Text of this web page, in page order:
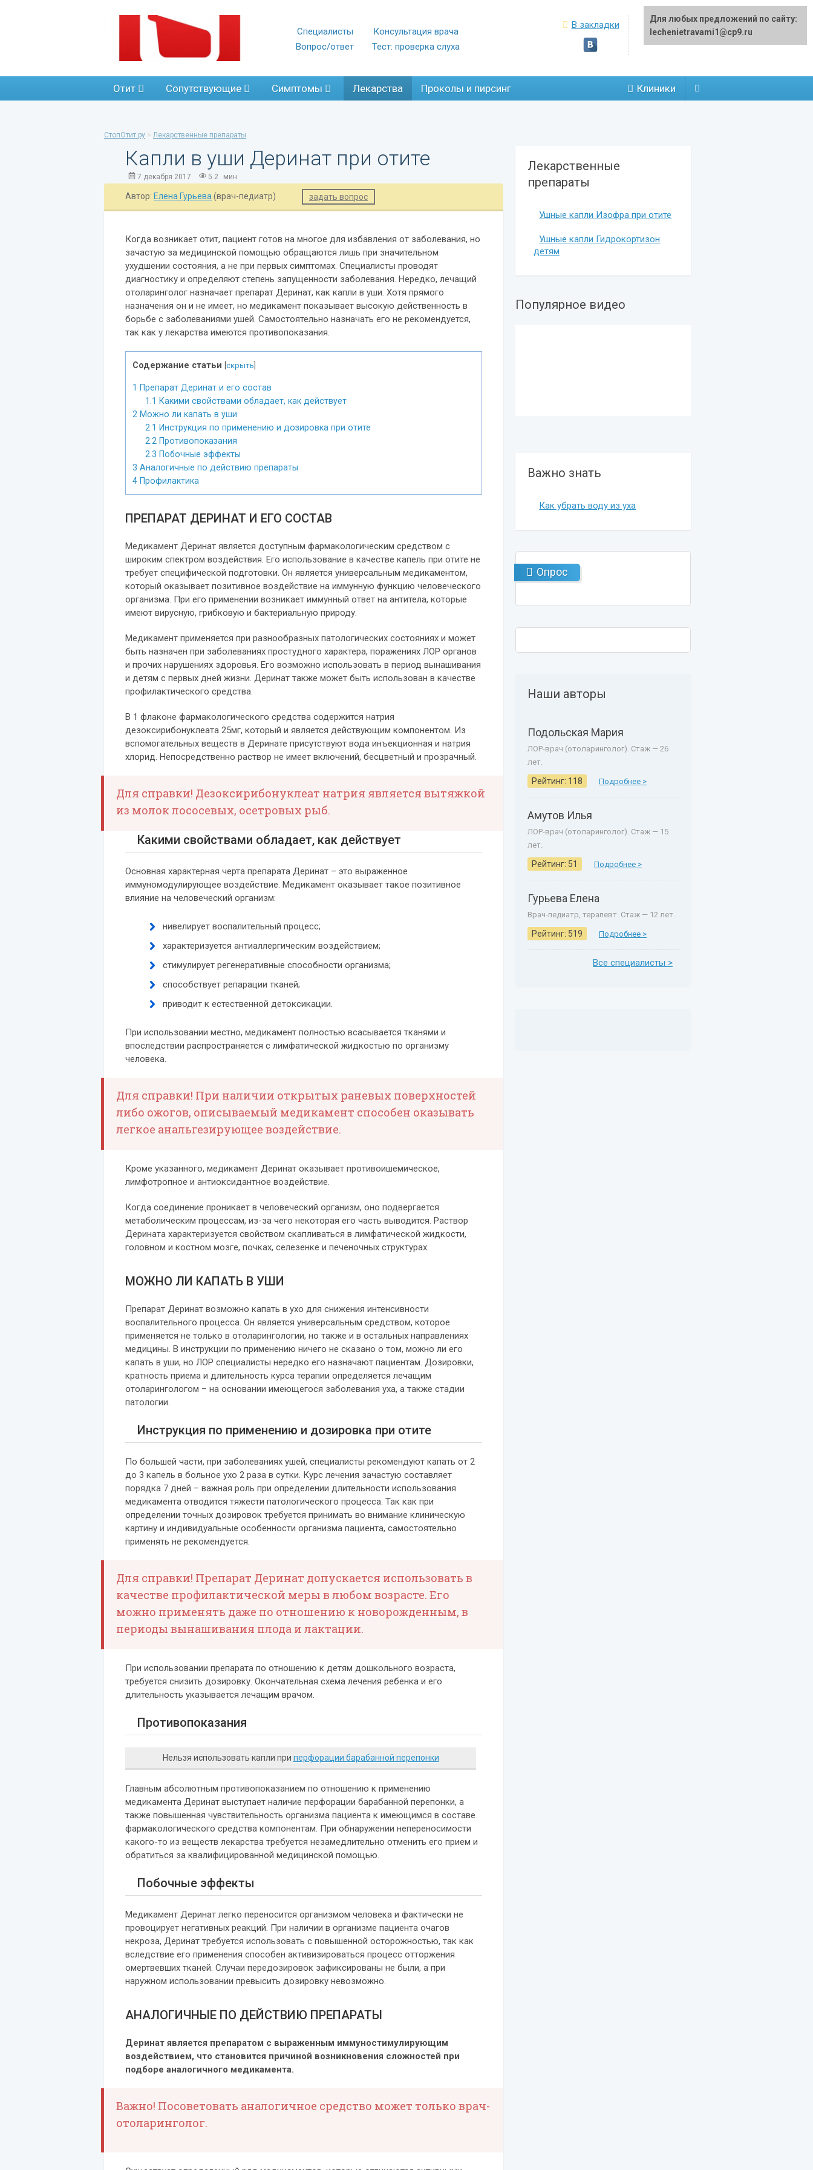
Специалисты
Вопрос/ответ
Консультация врача
Тест: проверка слуха
В закладки
Отит Сопутствующие Симптомы Лекарства Проколы и пирсинг Клиники
СтопОтит.ру » Лекарственные препараты
Капли в уши Деринат при отите
7 декабря 2017 5.2 мин.
Автор: Елена Гурьева (врач-педиатр) задать вопрос
Когда возникает отит, пациент готов на многое для избавления от заболевания, но
зачастую за медицинской помощью обращаются лишь при значительном
ухудшении состояния, а не при первых симптомах. Специалисты проводят
диагностику и определяют степень запущенности заболевания. Нередко, лечащий
отоларинголог назначает препарат Деринат, как капли в уши. Хотя прямого
назначения он и не имеет, но медикамент показывает высокую действенность в
борьбе с заболеваниями ушей. Самостоятельно назначать его не рекомендуется,
так как у лекарства имеются противопоказания.
Содержание статьи [скрыть]
1 Препарат Деринат и его состав
1.1 Какими свойствами обладает, как действует
2 Можно ли капать в уши
2.1 Инструкция по применению и дозировка при отите
2.2 Противопоказания
2.3 Побочные эффекты
3 Аналогичные по действию препараты
4 Профилактика
ПРЕПАРАТ ДЕРИНАТ И ЕГО СОСТАВ
Медикамент Деринат является доступным фармакологическим средством с
широким спектром воздействия. Его использование в качестве капель при отите не
требует специфической подготовки. Он является универсальным медикаментом,
который оказывает позитивное воздействие на иммунную функцию человеческого
организма. При его применении возникает иммунный ответ на антитела, которые
имеют вирусную, грибковую и бактериальную природу.
Медикамент применяется при разнообразных патологических состояниях и может
быть назначен при заболеваниях простудного характера, поражениях ЛОР органов
и прочих нарушениях здоровья. Его возможно использовать в период вынашивания
и детям с первых дней жизни. Деринат также может быть использован в качестве
профилактического средства.
В 1 флаконе фармакологического средства содержится натрия
дезоксирибонуклеата 25мг, который и является действующим компонентом. Из
вспомогательных веществ в Деринате присутствуют вода инъекционная и натрия
хлорид. Непосредственно раствор не имеет включений, бесцветный и прозрачный.
Для справки! Дезоксирибонуклеат натрия является вытяжкой
из молок лососевых, осетровых рыб.
Какими свойствами обладает, как действует
Основная характерная черта препарата Деринат – это выраженное
иммуномодулирующее воздействие. Медикамент оказывает такое позитивное
влияние на человеческий организм:
нивелирует воспалительный процесс;
характеризуется антиаллергическим воздействием;
стимулирует регенеративные способности организма;
способствует репарации тканей;
приводит к естественной детоксикации.
При использовании местно, медикамент полностью всасывается тканями и
впоследствии распространяется с лимфатической жидкостью по организму
человека.
Для справки! При наличии открытых раневых поверхностей
либо ожогов, описываемый медикамент способен оказывать
легкое анальгезирующее воздействие.
Кроме указанного, медикамент Деринат оказывает противоишемическое,
лимфотропное и антиоксидантное воздействие.
Когда соединение проникает в человеческий организм, оно подвергается
метаболическим процессам, из-за чего некоторая его часть выводится. Раствор
Дерината характеризуется свойством скапливаться в лимфатической жидкости,
головном и костном мозге, почках, селезенке и печеночных структурах.
МОЖНО ЛИ КАПАТЬ В УШИ
Препарат Деринат возможно капать в ухо для снижения интенсивности
воспалительного процесса. Он является универсальным средством, которое
применяется не только в отоларингологии, но также и в остальных направлениях
медицины. В инструкции по применению ничего не сказано о том, можно ли его
капать в уши, но ЛОР специалисты нередко его назначают пациентам. Дозировки,
кратность приема и длительность курса терапии определяется лечащим
отоларингологом – на основании имеющегося заболевания уха, а также стадии
патологии.
Инструкция по применению и дозировка при отите
По большей части, при заболеваниях ушей, специалисты рекомендуют капать от 2
до 3 капель в больное ухо 2 раза в сутки. Курс лечения зачастую составляет
порядка 7 дней – важная роль при определении длительности использования
медикамента отводится тяжести патологического процесса. Так как при
определении точных дозировок требуется принимать во внимание клиническую
картину и индивидуальные особенности организма пациента, самостоятельно
применять не рекомендуется.
Для справки! Препарат Деринат допускается использовать в
качестве профилактической меры в любом возрасте. Его
можно применять даже по отношению к новорожденным, в
периоды вынашивания плода и лактации.
При использовании препарата по отношению к детям дошкольного возраста,
требуется снизить дозировку. Окончательная схема лечения ребенка и его
длительность указывается лечащим врачом.
Противопоказания
Нельзя использовать капли при перфорации барабанной перепонки
Главным абсолютным противопоказанием по отношению к применению
медикамента Деринат выступает наличие перфорации барабанной перепонки, а
также повышенная чувствительность организма пациента к имеющимся в составе
фармакологического средства компонентам. При обнаружении непереносимости
какого-то из веществ лекарства требуется незамедлительно отменить его прием и
обратиться за квалифицированной медицинской помощью.
Побочные эффекты
Медикамент Деринат легко переносится организмом человека и фактически не
провоцирует негативных реакций. При наличии в организме пациента очагов
некроза, Деринат требуется использовать с повышенной осторожностью, так как
вследствие его применения способен активизироваться процесс отторжения
омертвевших тканей. Случаи передозировок зафиксированы не были, а при
наружном использовании превысить дозировку невозможно.
АНАЛОГИЧНЫЕ ПО ДЕЙСТВИЮ ПРЕПАРАТЫ
Деринат является препаратом с выраженным иммуностимулирующим
воздействием, что становится причиной возникновения сложностей при
подборе аналогичного медикамента.
Важно! Посоветовать аналогичное средство может только врач-
отоларинголог.
Лекарственные
препараты
Ушные капли Изофра при отите
Ушные капли Гидрокортизон
детям
Популярное видео
Важно знать
Как убрать воду из уха
Опрос
Наши авторы
Подольская Мария
ЛОР-врач (отоларинголог). Стаж — 26
лет.
Рейтинг: 118 Подробнее >
Амутов Илья
ЛОР-врач (отоларинголог). Стаж — 15
лет.
Рейтинг: 51 Подробнее >
Гурьева Елена
Врач-педиатр, терапевт. Стаж — 12 лет.
Рейтинг: 519 Подробнее >
Все специалисты >
Для любых предложений по сайту:
lechenietravami1@cp9.ru